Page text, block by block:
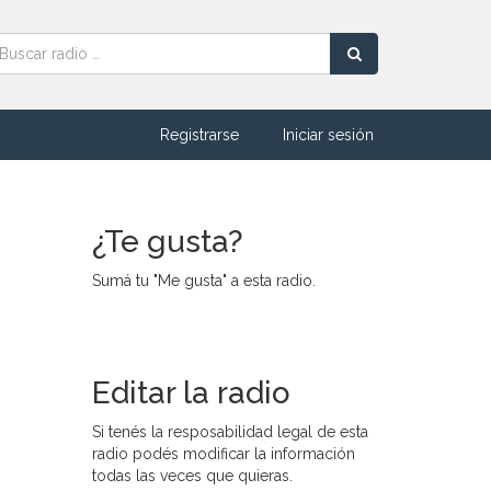
Registrarse Iniciar sesión
¿Te gusta?
Sumá tu "Me gusta" a esta radio.
Editar la radio
Si tenés la resposabilidad legal de esta
radio podés modificar la información
todas las veces que quieras.